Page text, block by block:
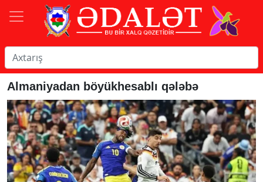
Almaniyadan böyükhesablı qələbə